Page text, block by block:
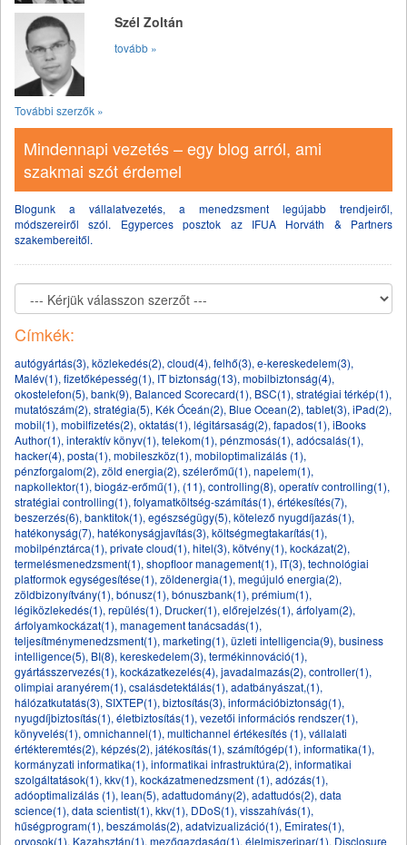
Szél Zoltán
tovább »
További szerzők »
Mindennapi vezetés – egy blog arról, ami
szakmai szót érdemel
Blogunk a vállalatvezetés, a menedzsment legújabb trendjeiről,
módszereiről szól. Egyperces posztok az IFUA Horváth & Partners
szakembereitől.
Címkék:
autógyártás(3), közlekedés(2), cloud(4), felhő(3), e-kereskedelem(3),
Malév(1), fizetőképesség(1), IT biztonság(13), mobilbiztonság(4),
okostelefon(5), bank(9), Balanced Scorecard(1), BSC(1), stratégiai térkép(1),
mutatószám(2), stratégia(5), Kék Óceán(2), Blue Ocean(2), tablet(3), iPad(2),
mobil(1), mobilfizetés(2), oktatás(1), légitársaság(2), fapados(1), iBooks
Author(1), interaktív könyv(1), telekom(1), pénzmosás(1), adócsalás(1),
hacker(4), posta(1), mobileszköz(1), mobiloptimalizálás (1),
pénzforgalom(2), zöld energia(2), szélerőmű(1), napelem(1),
napkollektor(1), biogáz-erőmű(1), (11), controlling(8), operatív controlling(1),
stratégiai controlling(1), folyamatköltség-számítás(1), értékesítés(7),
beszerzés(6), banktitok(1), egészségügy(5), kötelező nyugdíjazás(1),
hatékonyság(7), hatékonyságjavítás(3), költségmegtakarítás(1),
mobilpénztárca(1), private cloud(1), hitel(3), kötvény(1), kockázat(2),
termelésmenedzsment(1), shopfloor management(1), IT(3), technológiai
platformok egységesítése(1), zöldenergia(1), megújuló energia(2),
zöldbizonyítvány(1), bónusz(1), bónuszbank(1), prémium(1),
légiközlekedés(1), repülés(1), Drucker(1), előrejelzés(1), árfolyam(2),
árfolyamkockázat(1), management tanácsadás(1),
teljesítménymenedzsment(1), marketing(1), üzleti intelligencia(9), business
intelligence(5), BI(8), kereskedelem(3), termékinnováció(1),
gyártásszervezés(1), kockázatkezelés(4), javadalmazás(2), controller(1),
olimpiai aranyérem(1), csalásdetektálás(1), adatbányászat,(1),
hálózatkutatás(3), SIXTEP(1), biztosítás(3), információbiztonság(1),
nyugdíjbiztosítás(1), életbiztosítás(1), vezetői információs rendszer(1),
könyvelés(1), omnichannel(1), multichannel értékesítés (1), vállalati
értékteremtés(2), képzés(2), játékosítás(1), számítógép(1), informatika(1),
kormányzati informatika(1), informatikai infrastruktúra(2), informatikai
szolgáltatások(1), kkv(1), kockázatmenedzsment (1), adózás(1),
adóoptimalizálás (1), lean(5), adattudomány(2), adattudós(2), data
science(1), data scientist(1), kkv(1), DDoS(1), visszahívás(1),
hűségprogram(1), beszámolás(2), adatvizualizáció(1), Emirates(1),
orvosok(1), Kazahsztán(1), mezőgazdaság(1), élelmiszeripar(1), Disclosure